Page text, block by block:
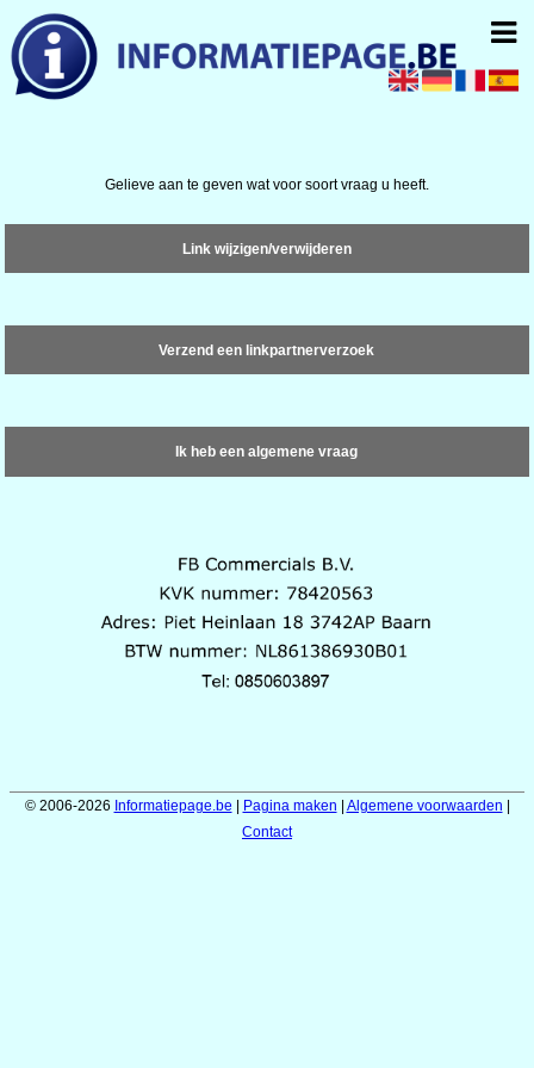
Gelieve aan te geven wat voor soort vraag u heeft.
Link wijzigen/verwijderen
Verzend een linkpartnerverzoek
Ik heb een algemene vraag
© 2006-2026 Informatiepage.be | Pagina maken | Algemene voorwaarden |
Contact